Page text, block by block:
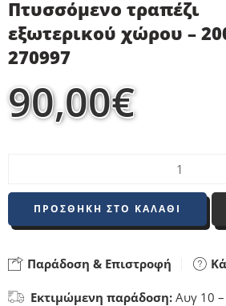
Πτυσσόμενο τραπέζι
εξωτερικού χώρου –
270997
90,00€
ΠΡΟΣΘΉΚΗ ΣΤΟ ΚΑΛΆΘΙ
Παράδοση & Επιστροφή
Εκτιμώμενη παράδοση: Αυγ 10